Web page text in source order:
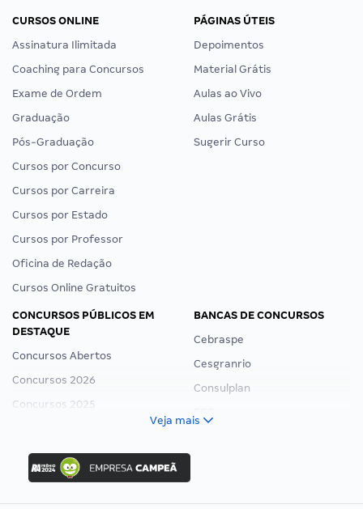
CURSOS ONLINE
Assinatura Ilimitada
Coaching para Concursos
Exame de Ordem
Graduação
Pós-Graduação
Cursos por Concurso
Cursos por Carreira
Cursos por Estado
Cursos por Professor
Oficina de Redação
Cursos Online Gratuitos
PÁGINAS ÚTEIS
Depoimentos
Material Grátis
Aulas ao Vivo
Aulas Grátis
Sugerir Curso
CONCURSOS PÚBLICOS EM
DESTAQUE
Concursos Abertos
Concursos 2026
Concursos 2025
Concurso Ibama
Concurso MPU
Editais publicados
BANCAS DE CONCURSOS
Cebraspe
Cesgranrio
Consulplan
Veja mais